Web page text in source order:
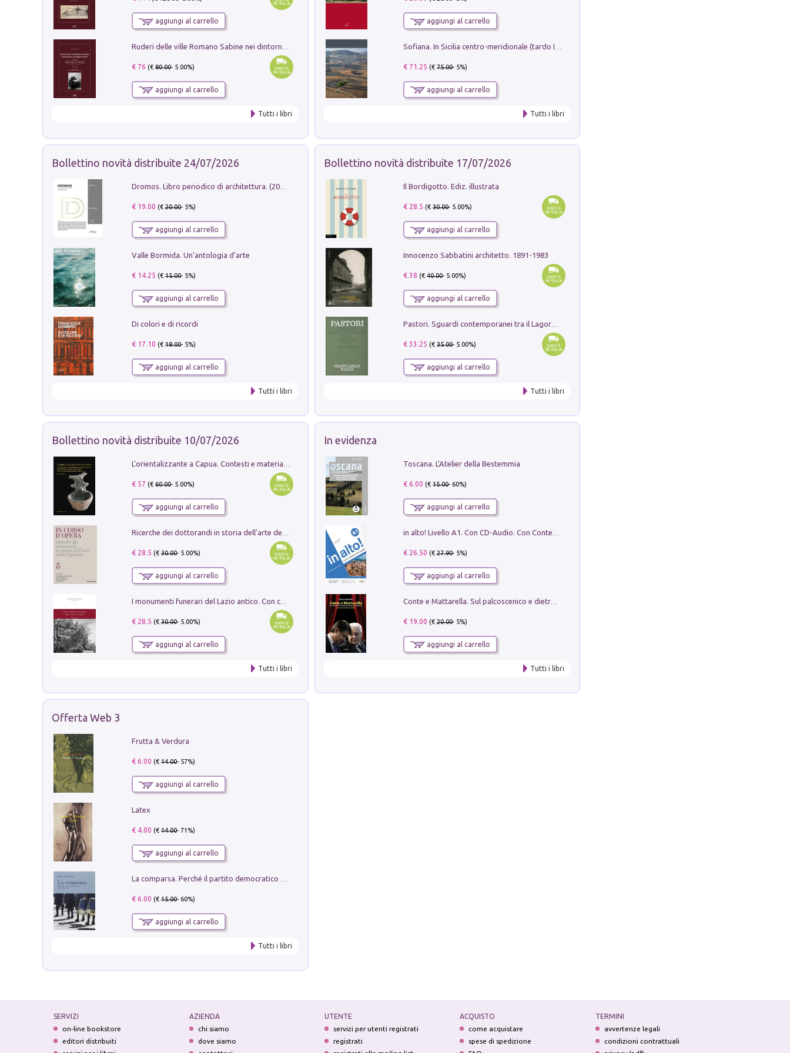
aggiungi al carrello
€ 76 (€80.00- 5.00%)
aggiungi al carrello
Tutti i libri
aggiungi al carrello
€ 71.25 (€75.00- 5%)
aggiungi al carrello
Tutti i libri
Bollettino novità distribuite 24/07/2026
Dromos. Libro periodico di architettura. (2026). Vol. 15: Post-model
€ 19.00 (€20.00- 5%)
aggiungi al carrello
Valle Bormida. Un'antologia d'arte
€ 14.25 (€15.00- 5%)
aggiungi al carrello
Di colori e di ricordi
€ 17.10 (€18.00- 5%)
aggiungi al carrello
Tutti i libri
Bollettino novità distribuite 17/07/2026
Il Bordigotto. Ediz. illustrata
€ 28.5 (€30.00- 5.00%)
aggiungi al carrello
Innocenzo Sabbatini architetto. 1891-1983
€ 38 (€40.00- 5.00%)
aggiungi al carrello
€ 33.25 (€35.00- 5.00%)
aggiungi al carrello
Tutti i libri
Bollettino novità distribuite 10/07/2026
€ 57 (€60.00- 5.00%)
aggiungi al carrello
€ 28.5 (€30.00- 5.00%)
aggiungi al carrello
I monumenti funerari del Lazio antico. Con cartella con tavole
€ 28.5 (€30.00- 5.00%)
aggiungi al carrello
Tutti i libri
In evidenza
Toscana. L'Atelier della Bestemmia
€ 6.00 (€15.00- 60%)
aggiungi al carrello
€ 26.50 (€27.90- 5%)
aggiungi al carrello
€ 19.00 (€20.00- 5%)
aggiungi al carrello
Tutti i libri
Offerta Web 3
Frutta & Verdura
€ 6.00 (€14.00- 57%)
aggiungi al carrello
Latex
€ 4.00 (€14.00- 71%)
aggiungi al carrello
€ 6.00 (€15.00- 60%)
aggiungi al carrello
Tutti i libri
SERVIZI
on-line bookstore
editori distribuiti
AZIENDA
chi siamo
dove siamo
UTENTE
servizi per utenti registrati
registrati
ACQUISTO
come acquistare
spese di spedizione
TERMINI
avvertenze legali
condizioni contrattuali